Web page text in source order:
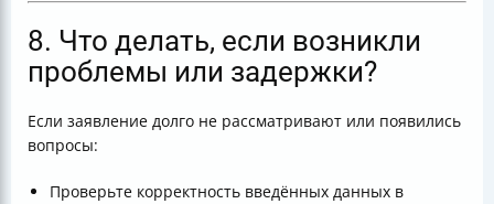
8. Что делать, если возникли
проблемы или задержки?
Если заявление долго не рассматривают или появились
вопросы:
Проверьте корректность введённых данных в